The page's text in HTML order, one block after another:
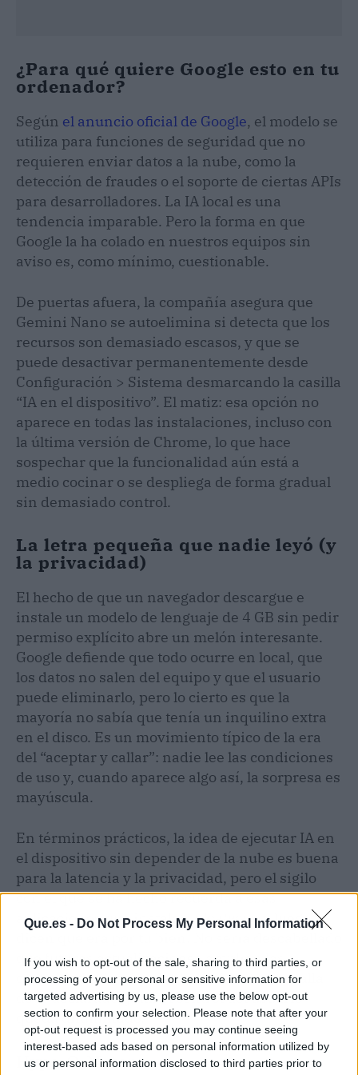
Que.es - Do Not Process My Personal Information
If you wish to opt-out of the sale, sharing to third parties, or
processing of your personal or sensitive information for
targeted advertising by us, please use the below opt-out
section to confirm your selection. Please note that after your
opt-out request is processed you may continue seeing
interest-based ads based on personal information utilized by
us or personal information disclosed to third parties prior to
¿Para qué quiere Google esto en tu
ordenador?
Según el anuncio oficial de Google, el modelo se
utiliza para funciones de seguridad que no
requieren enviar datos a la nube, como la
detección de fraudes o el soporte de ciertas APIs
para desarrolladores. La IA local es una
tendencia imparable. Pero la forma en que
Google la ha colado en nuestros equipos sin
aviso es, como mínimo, cuestionable.
De puertas afuera, la compañía asegura que
Gemini Nano se autoelimina si detecta que los
recursos son demasiado escasos, y que se
puede desactivar permanentemente desde
Configuración > Sistema desmarcando la casilla
“IA en el dispositivo”. El matiz: esa opción no
aparece en todas las instalaciones, incluso con
la última versión de Chrome, lo que hace
sospechar que la funcionalidad aún está a
medio cocinar o se despliega de forma gradual
sin demasiado control.
La letra pequeña que nadie leyó (y
la privacidad)
El hecho de que un navegador descargue e
instale un modelo de lenguaje de 4 GB sin pedir
permiso explícito abre un melón interesante.
Google defiende que todo ocurre en local, que
los datos no salen del equipo y que el usuario
puede eliminarlo, pero lo cierto es que la
mayoría no sabía que tenía un inquilino extra
en el disco. Es un movimiento típico de la era
del “aceptar y callar”: nadie lee las condiciones
de uso y, cuando aparece algo así, la sorpresa es
mayúscula.
En términos prácticos, la idea de ejecutar IA en
el dispositivo sin depender de la nube es buena
para la latencia y la privacidad, pero el sigilo
con el que se ha hecho recuerda a esas
aplicaciones que instalanbloatwarey luego te
que futuras actualizaciones amplíen las
capacidades locales de Gemini Nano más allá
de lo declarado, y ahí el control del usuario
queda difuminado.
Hype-O-Meter